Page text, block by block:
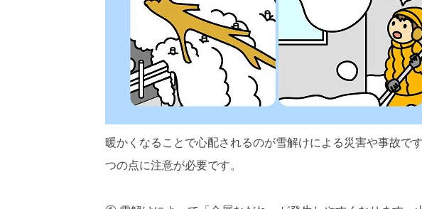
暖かくなることで心配されるのが雪解けによる災害や事故で
つの点に注意が必要です。